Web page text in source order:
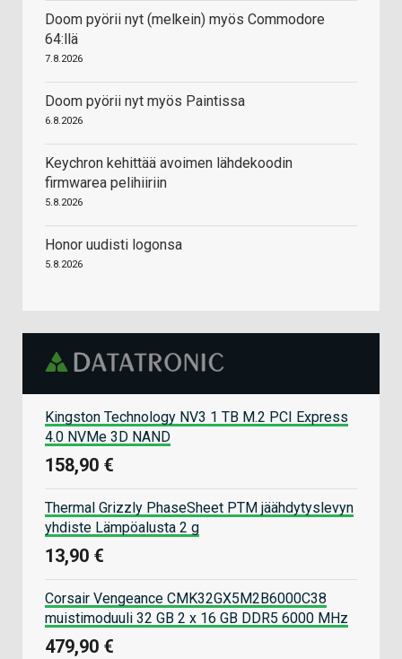
Doom pyörii nyt (melkein) myös Commodore
64:llä
7.8.2026
Doom pyörii nyt myös Paintissa
6.8.2026
Keychron kehittää avoimen lähdekoodin
firmwarea pelihiiriin
5.8.2026
Honor uudisti logonsa
5.8.2026
Kingston Technology NV3 1 TB M.2 PCI Express
4.0 NVMe 3D NAND
158,90 €
Thermal Grizzly PhaseSheet PTM jäähdytyslevyn
yhdiste Lämpöalusta 2 g
13,90 €
Corsair Vengeance CMK32GX5M2B6000C38
muistimoduuli 32 GB 2 x 16 GB DDR5 6000 MHz
479,90 €